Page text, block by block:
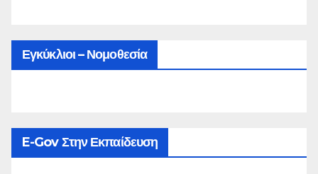
Εγκύκλιοι – Νομοθεσία
E-Gov Στην Εκπαίδευση